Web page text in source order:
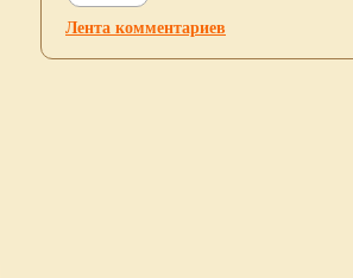
Лента комментариев